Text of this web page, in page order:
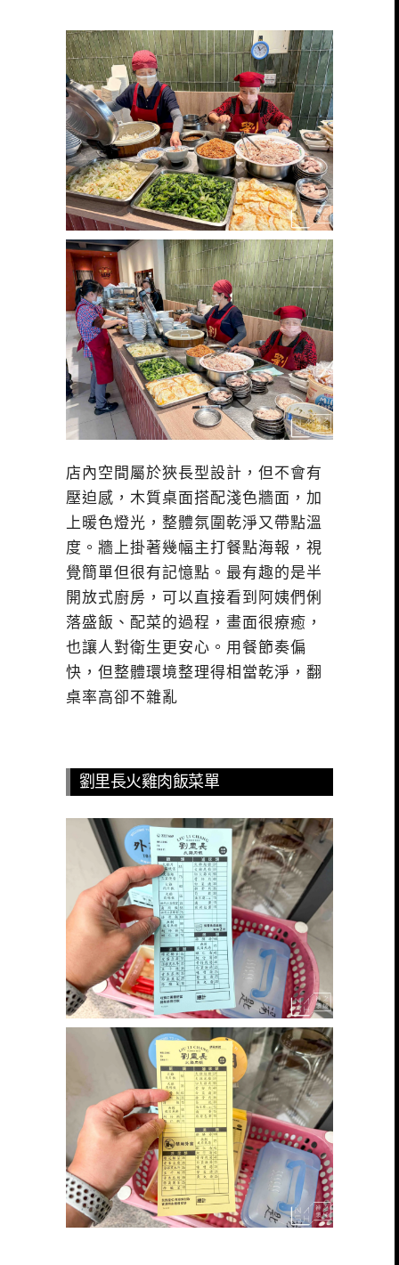
店內空間屬於狹長型設計，但不會有
壓迫感，木質桌面搭配淺色牆面，加
上暖色燈光，整體氛圍乾淨又帶點溫
度。牆上掛著幾幅主打餐點海報，視
覺簡單但很有記憶點。最有趣的是半
開放式廚房，可以直接看到阿姨們俐
落盛飯、配菜的過程，畫面很療癒，
也讓人對衛生更安心。用餐節奏偏
快，但整體環境整理得相當乾淨，翻
桌率高卻不雜亂
劉里長火雞肉飯菜單